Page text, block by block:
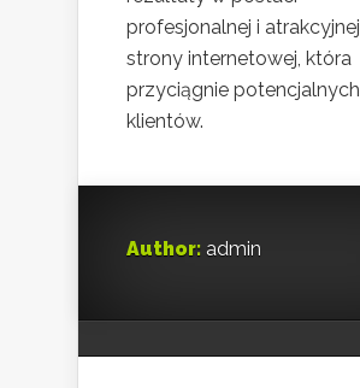
profesjonalnej i atrakcyjnej
strony internetowej, która
przyciągnie potencjalnych
klientów.
Author: admin